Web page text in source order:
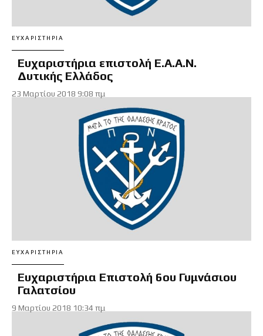
ΕΥΧΑΡΙΣΤΉΡΙΑ
Ευχαριστήρια επιστολή Ε.Α.Α.Ν.
Δυτικής Ελλάδος
23 Μαρτίου 2018 9:08 πμ
ΕΥΧΑΡΙΣΤΉΡΙΑ
Ευχαριστήρια Επιστολή 6ου Γυμνάσιου
Γαλατσίου
9 Μαρτίου 2018 10:34 πμ